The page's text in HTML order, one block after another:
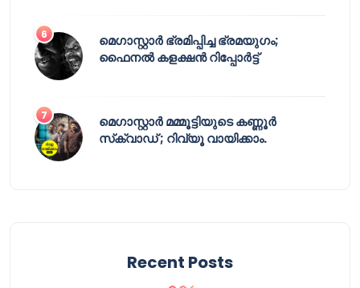
മെഗാസ്റ്റാർ ഭ്രമിപ്പിച്ച ഭ്രമയുഗം;
ഫൈനൽ കളക്ഷൻ റിപ്പോർട്ട്
മെഗാസ്റ്റാർ മമ്മൂട്ടിയുടെ കണ്ണൂർ
സ്‌ക്വാഡ് ; റിവ്യൂ വായിക്കാം.
Recent Posts